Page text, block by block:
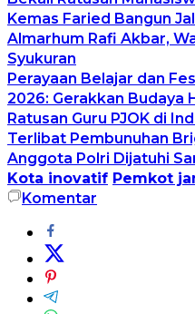
Kemas Faried Bangun
Almarhum Rafi Akbar,
Syukuran
Perayaan Belajar dan
2026: Gerakkan Budaya
Ratusan Guru PJOK di
Terlibat Pembunuhan
Anggota Polri Dijatuhi
Kota inovatif Pemkot
Komentar